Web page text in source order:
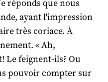
réponds que nous
ayant l'impression
très coriace. À
« Ah,
Le feignent-ils? Ou
pouvoir compter sur